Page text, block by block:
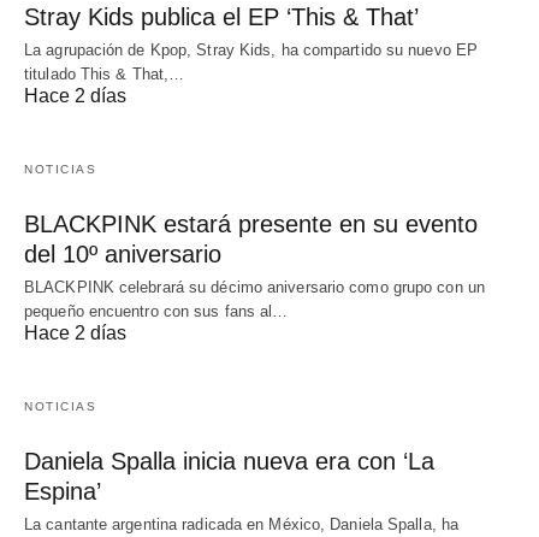
Stray Kids publica el EP ‘This & That’
La agrupación de Kpop, Stray Kids, ha compartido su nuevo EP
titulado This & That,…
Hace 2 días
NOTICIAS
BLACKPINK estará presente en su evento
del 10º aniversario
BLACKPINK celebrará su décimo aniversario como grupo con un
pequeño encuentro con sus fans al…
Hace 2 días
NOTICIAS
Daniela Spalla inicia nueva era con ‘La
Espina’
La cantante argentina radicada en México, Daniela Spalla, ha